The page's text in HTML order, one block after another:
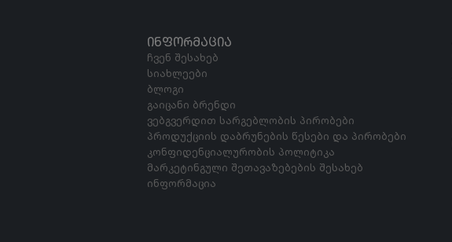
ᲘᲜᲤᲝᲠᲛᲐᲪᲘᲐ
ჩვენ შესახებ
სიახლეები
ბლოგი
გაიცანი ბრენდი
ვებგვერდით სარგებლობის პირობები
პროდუქციის დაბრუნების წესები და პირობები
კონფიდენციალურობის პოლიტიკა
მარკეტინგული შეთავაზებების შესახებ
ინფორმაცია